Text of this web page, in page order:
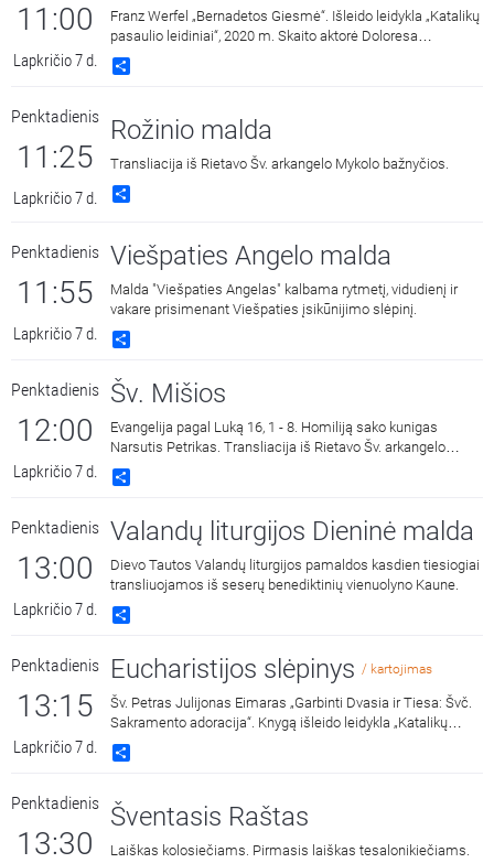
11:00
Lapkričio 7 d.
Franz Werfel „Bernadetos Giesmė“. Išleido leidykla „Katalikų
pasaulio leidiniai“, 2020 m. Skaito aktorė Doloresa
Kazragytė.
Penktadienis
11:25
Lapkričio 7 d.
Rožinio malda
Transliacija iš Rietavo Šv. arkangelo Mykolo bažnyčios.
Penktadienis
11:55
Lapkričio 7 d.
Viešpaties Angelo malda
Malda "Viešpaties Angelas" kalbama rytmetį, vidudienį ir
vakare prisimenant Viešpaties įsikūnijimo slėpinį.
Penktadienis
12:00
Lapkričio 7 d.
Šv. Mišios
Evangelija pagal Luką 16, 1 - 8. Homiliją sako kunigas
Narsutis Petrikas. Transliacija iš Rietavo Šv. arkangelo
Mykolo bažnyčios.
Penktadienis
13:00
Lapkričio 7 d.
Valandų liturgijos Dieninė malda
Dievo Tautos Valandų liturgijos pamaldos kasdien tiesiogiai
transliuojamos iš seserų benediktinių vienuolyno Kaune.
Penktadienis
13:15
Lapkričio 7 d.
Eucharistijos slėpinys / kartojimas
Šv. Petras Julijonas Eimaras „Garbinti Dvasia ir Tiesa: Švč.
Sakramento adoracija“. Knygą išleido leidykla „Katalikų
pasaulio leidiniai“ 2018 metais. Skaito Vilius Kaminskas.
Penktadienis
13:30
Šventasis Raštas
Laiškas kolosiečiams. Pirmasis laiškas tesalonikiečiams.